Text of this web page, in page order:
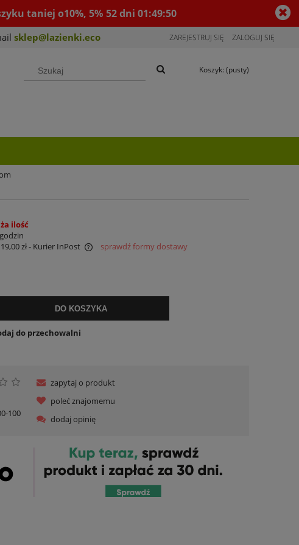
taniej o10%, 5% 52dni01:49:49
sklep@lazienki.eco ZAREJESTRUJ SIĘ ZALOGUJ SIĘ
Koszyk: (pusty)
ilość
zł- Kurier InPost
kosztów
sprawdź formy dostawy
DO KOSZYKA
do przechowalni
100
zapytaj o produkt
poleć znajomemu
dodaj opinię